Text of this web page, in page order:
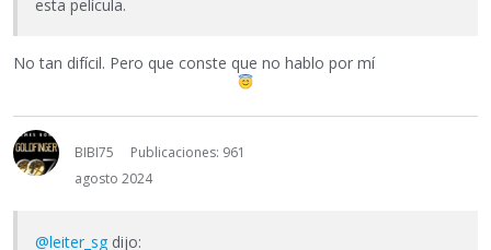
esta película.
No tan difícil. Pero que conste que no hablo por mí
BIBI75
Publicaciones: 961
agosto 2024
@leiter_sg dijo: